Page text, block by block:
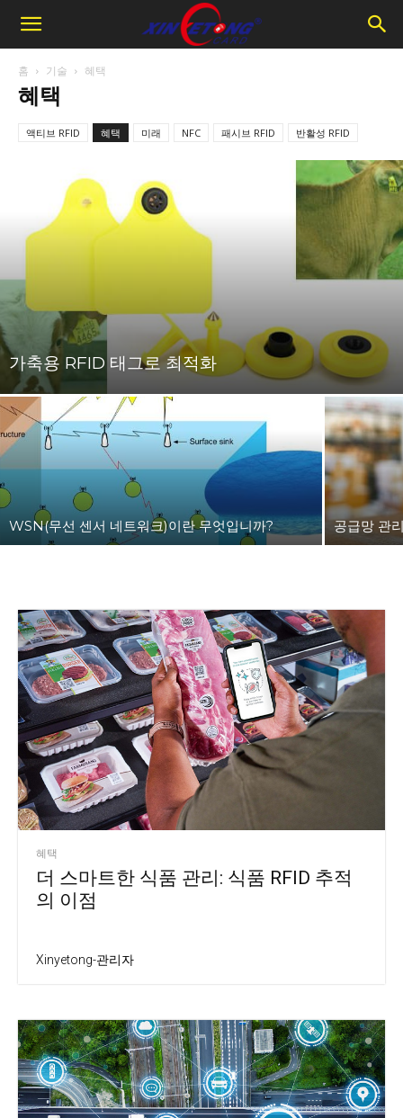
홈 기술 혜택
혜택
액티브 RFID 혜택 미래 NFC 패시브 RFID 반활성 RFID
가축용 RFID 태그로 최적화
WSN(무선 센서 네트워크)이란 무엇입니까? 공급망 관
혜택
더 스마트한 식품 관리: 식품 RFID 추적
의 이점
Xinyetong-관리자